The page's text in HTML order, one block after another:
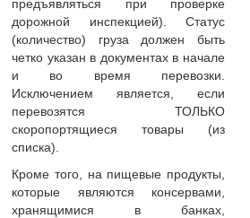
предъявляться при проверке
дорожной инспекцией). Статус
(количество) груза должен быть
четко указан в документах в начале
и во время перевозки.
Исключением является, если
перевозятся ТОЛЬКО
скоропортящиеся товары (из
списка).
Кроме того, на пищевые продукты,
которые являются консервами,
хранящимися в банках,